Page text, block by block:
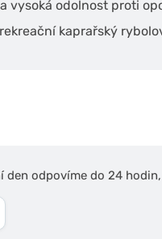
vysoká odolnost proti
kaprařský
den odpovíme do 24